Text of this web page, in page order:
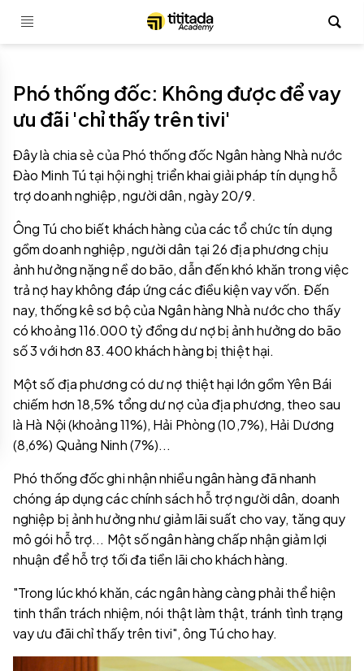
Phó thống đốc: Không được để vay
ưu đãi 'chỉ thấy trên tivi'
Đây là chia sẻ của Phó thống đốc Ngân hàng Nhà nước
Đào Minh Tú tại hội nghị triển khai giải pháp tín dụng hỗ
trợ doanh nghiệp, người dân, ngày 20/9.
Ông Tú cho biết khách hàng của các tổ chức tín dụng
gồm doanh nghiệp, người dân tại 26 địa phương chịu
ảnh hưởng nặng nề do bão, dẫn đến khó khăn trong việc
trả nợ hay không đáp ứng các điều kiện vay vốn. Đến
nay, thống kê sơ bộ của Ngân hàng Nhà nước cho thấy
có khoảng 116.000 tỷ đồng dư nợ bị ảnh hưởng do bão
số 3 với hơn 83.400 khách hàng bị thiệt hại.
Một số địa phương có dư nợ thiệt hại lớn gồm Yên Bái
chiếm hơn 18,5% tổng dư nợ của địa phương, theo sau
là Hà Nội (khoảng 11%), Hải Phòng (10,7%), Hải Dương
(8,6%) Quảng Ninh (7%)...
Phó thống đốc ghi nhận nhiều ngân hàng đã nhanh
chóng áp dụng các chính sách hỗ trợ người dân, doanh
nghiệp bị ảnh hưởng như giảm lãi suất cho vay, tăng quy
mô gói hỗ trợ... Một số ngân hàng chấp nhận giảm lợi
nhuận để hỗ trợ tối đa tiền lãi cho khách hàng.
"Trong lúc khó khăn, các ngân hàng càng phải thể hiện
tinh thần trách nhiệm, nói thật làm thật, tránh tình trạng
vay ưu đãi chỉ thấy trên tivi", ông Tú cho hay.